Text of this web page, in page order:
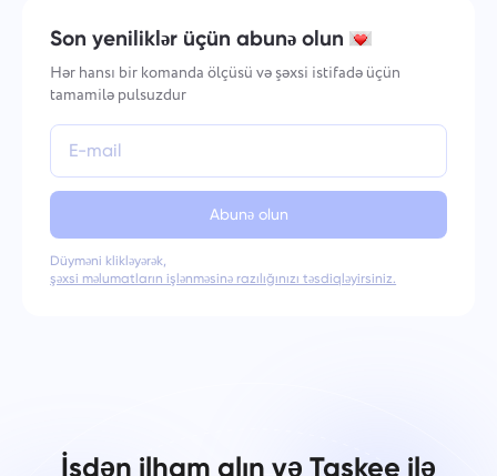
Son yeniliklər üçün abunə olun
Hər hansı bir komanda ölçüsü və şəxsi istifadə üçün
tamamilə pulsuzdur
Abunə olun
Düyməni klikləyərək,
şəxsi məlumatların işlənməsinə razılığınızı təsdiqləyirsiniz.
İşdən ilham alın və Taskee ilə